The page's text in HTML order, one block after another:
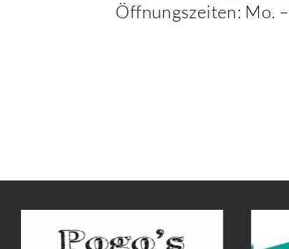
Öffnungszeiten: Mo.